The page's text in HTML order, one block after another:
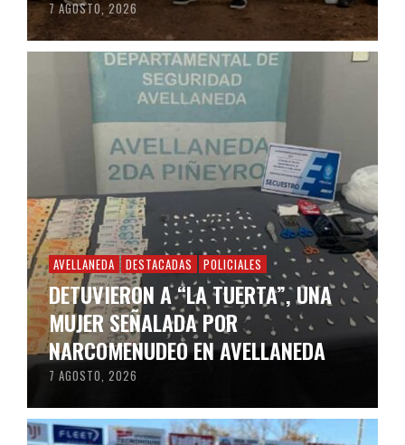
7 AGOSTO, 2026
AVELLANEDA DESTACADAS POLICIALES
DETUVIERON A “LA TUERTA”, UNA
MUJER SEÑALADA POR
NARCOMENUDEO EN AVELLANEDA
7 AGOSTO, 2026